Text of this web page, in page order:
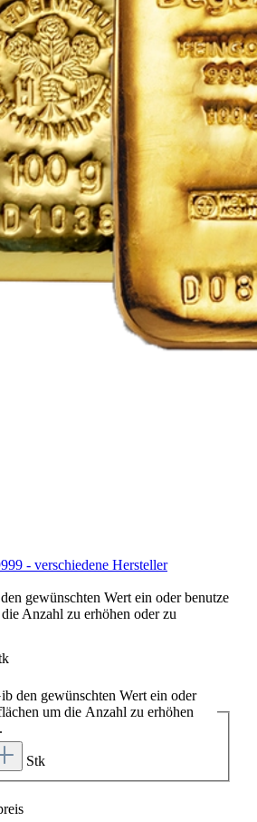
- verschiedene Hersteller
gewünschten Wert ein oder benutze
Anzahl zu erhöhen oder zu
den gewünschten Wert ein oder
um die Anzahl zu erhöhen
Stk